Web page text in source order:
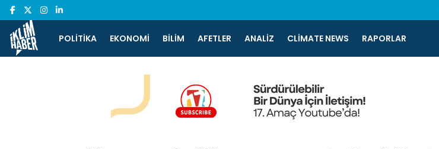
POLITIKA EKONOMI BILIM AFETLER ANALIZ CLIMATE NEWS RAPORLAR